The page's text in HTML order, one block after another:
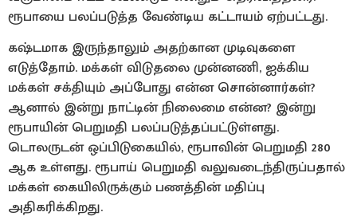
ரூபாயை பலப்படுத்த வேண்டிய கட்டாயம் ஏற்பட்டது.
கஷ்டமாக இருந்தாலும் அதற்கான முடிவுகளை
எடுத்தோம். மக்கள் விடுதலை முன்னணி, ஐக்கிய
மக்கள் சக்தியும் அப்போது என்ன சொன்னார்கள்?
ஆனால் இன்று நாட்டின் நிலைமை என்ன? இன்று
ரூபாயின் பெறுமதி பலப்படுத்தப்பட்டுள்ளது.
டொலருடன் ஒப்பிடுகையில், ரூபாவின் பெறுமதி 280
ஆக உள்ளது. ரூபாய் பெறுமதி வலுவடைந்திருப்பதால்
மக்கள் கையிலிருக்கும் பணத்தின் மதிப்பு
அதிகரிக்கிறது.